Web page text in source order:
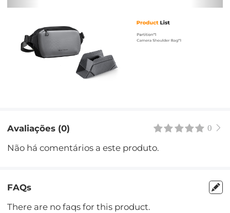
Avaliações (0) 0
Não há comentários a este produto.
FAQs
There are no faqs for this product.